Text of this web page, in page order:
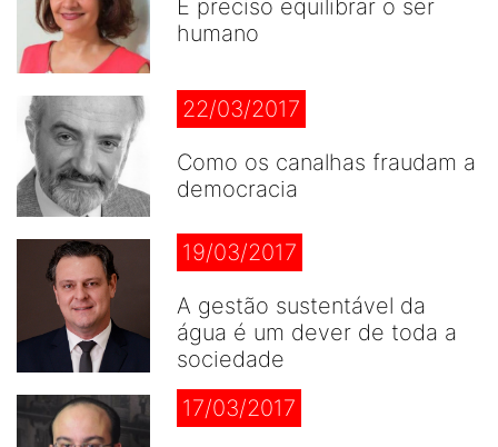
É preciso equilibrar o ser
humano
22/03/2017
Como os canalhas fraudam a
democracia
19/03/2017
A gestão sustentável da
água é um dever de toda a
sociedade
17/03/2017